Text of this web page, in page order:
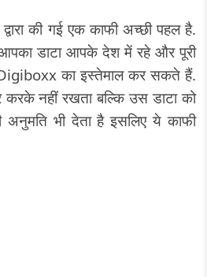
की गई एक काफी अच्छी पहल है.
डाटा आपके देश में रहे और पूरी
का इस्तेमाल कर सकते हैं.
करके नहीं रखता बल्कि उस डाटा को
भी देता है इसलिए ये काफी